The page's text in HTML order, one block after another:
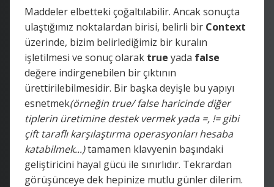
Maddeler elbetteki çoğaltılabilir. Ancak sonuçta
ulaştığımız noktalardan birisi, belirli bir Context
üzerinde, bizim belirlediğimiz bir kuralın
işletilmesi ve sonuç olarak true yada false
değere indirgenebilen bir çıktının
ürettirilebilmesidir. Bir başka deyişle bu yapıyı
esnetmek(örneğin true/ false haricinde diğer
tiplerin üretimine destek vermek yada =, != gibi
çift taraflı karşılaştırma operasyonları hesaba
katabilmek...)tamamen klavyenin başındaki
geliştiricini hayal gücü ile sınırlıdır. Tekrardan
görüşünceye dek hepinize mutlu günler dilerim.